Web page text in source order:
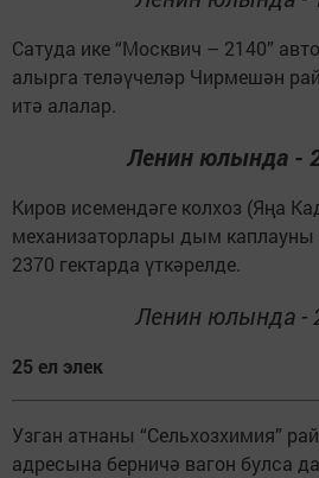
Сатуда ике “Москвич – 2140”
алырга теләүчеләр Чирмешән
итә алалар.
Ленин юлында -
Киров исемендәге колхоз (Яңа
механизаторлары дым каплауны
2370 гектарда үткәрелде.
Ленин юлында -
25 ел элек
Узган атнаны “Сельхозхимия”
адресына берничә вагон булса